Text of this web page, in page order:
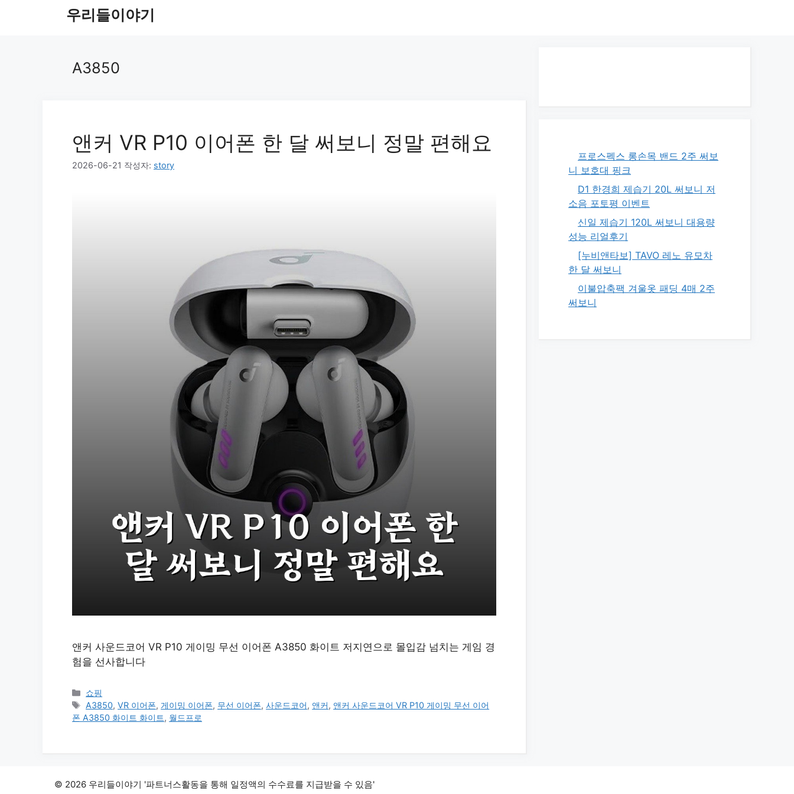
우리들이야기
A3850
앤커 VR P10 이어폰 한 달 써보니 정말 편해요
2026-06-21 작성자: story
앤커 사운드코어 VR P10 게이밍 무선 이어폰 A3850 화이트 저지연으로 몰입감 넘치는 게임 경
험을 선사합니다
카
테
고
쇼핑
태
그
A3850,VR 이어폰, 게이밍 이어폰, 무선 이어폰,사운드코어, 앤커, 앤커 사운드코어 VR P10 게이밍 무선 이어
폰 A3850 화이트 화이트, 월드프로
프로스펙스 롱손목 밴드 2주 써보
니 보호대 핑크
D1 한경희 제습기 20L 써보니 저
소음 포토평 이벤트
신일 제습기 120L 써보니 대용량
성능 리얼후기
[누비앤타보] TAVO 레노 유모차
한 달 써보니
이불압축팩 겨울옷 패딩 4매 2주
써보니
© 2026 우리들이야기 '파트너스활동을 통해 일정액의 수수료를 지급받을 수 있음'